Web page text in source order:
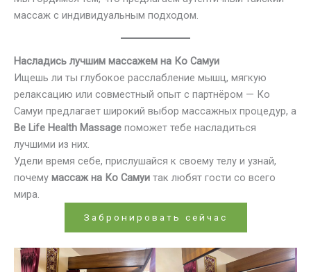
массаж с индивидуальным подходом.
Насладись лучшим массажем на Ко Самуи
Ищешь ли ты глубокое расслабление мышц, мягкую
релаксацию или совместный опыт с партнёром — Ко
Самуи предлагает широкий выбор массажных процедур, а
Be Life Health Massage поможет тебе насладиться
лучшими из них.
Удели время себе, прислушайся к своему телу и узнай,
почему массаж на Ко Самуи так любят гости со всего
мира.
Забронировать сейчас